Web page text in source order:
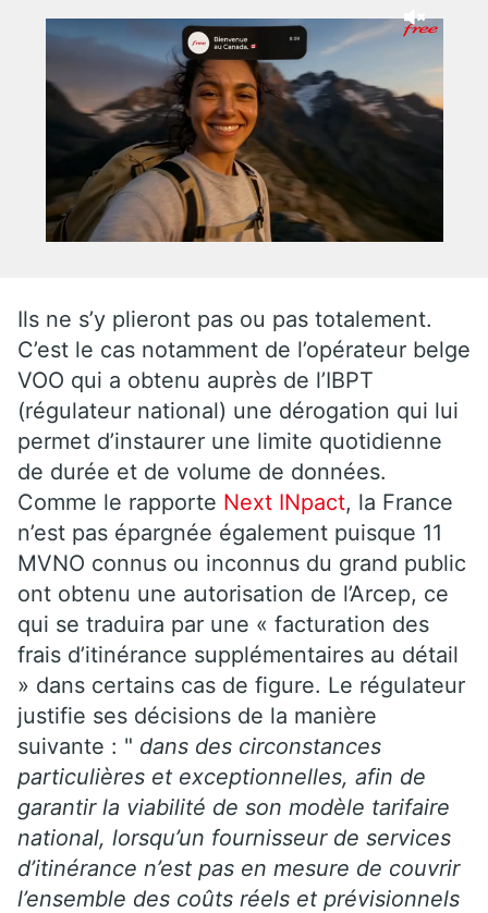
Ils ne s’y plieront pas ou pas totalement.
C’est le cas notamment de l’opérateur belge
VOO qui a obtenu auprès de l’IBPT
(régulateur national) une dérogation qui lui
permet d’instaurer une limite quotidienne
de durée et de volume de données.
Comme le rapporte Next INpact, la France
n’est pas épargnée également puisque 11
MVNO connus ou inconnus du grand public
ont obtenu une autorisation de l’Arcep, ce
qui se traduira par une « facturation des
frais d’itinérance supplémentaires au détail
» dans certains cas de figure. Le régulateur
justifie ses décisions de la manière
suivante : " dans des circonstances
particulières et exceptionnelles, afin de
garantir la viabilité de son modèle tarifaire
national, lorsqu’un fournisseur de services
d’itinérance n’est pas en mesure de couvrir
l’ensemble des coûts réels et prévisionnels